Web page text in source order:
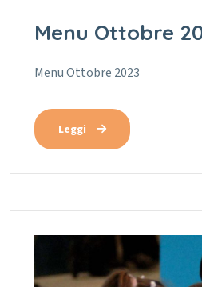
Menu Ottobre
Menu Ottobre 2023
Leggi